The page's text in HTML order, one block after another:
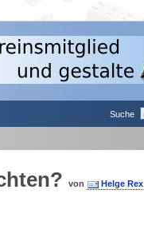
Suche
von Helge Rex